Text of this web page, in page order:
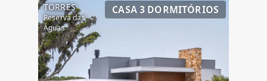
TORRES
Reserva das
Águas
CASA 3 DORMITÓRIOS